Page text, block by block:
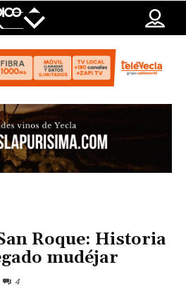
Roque: Historia
mudéjar
4